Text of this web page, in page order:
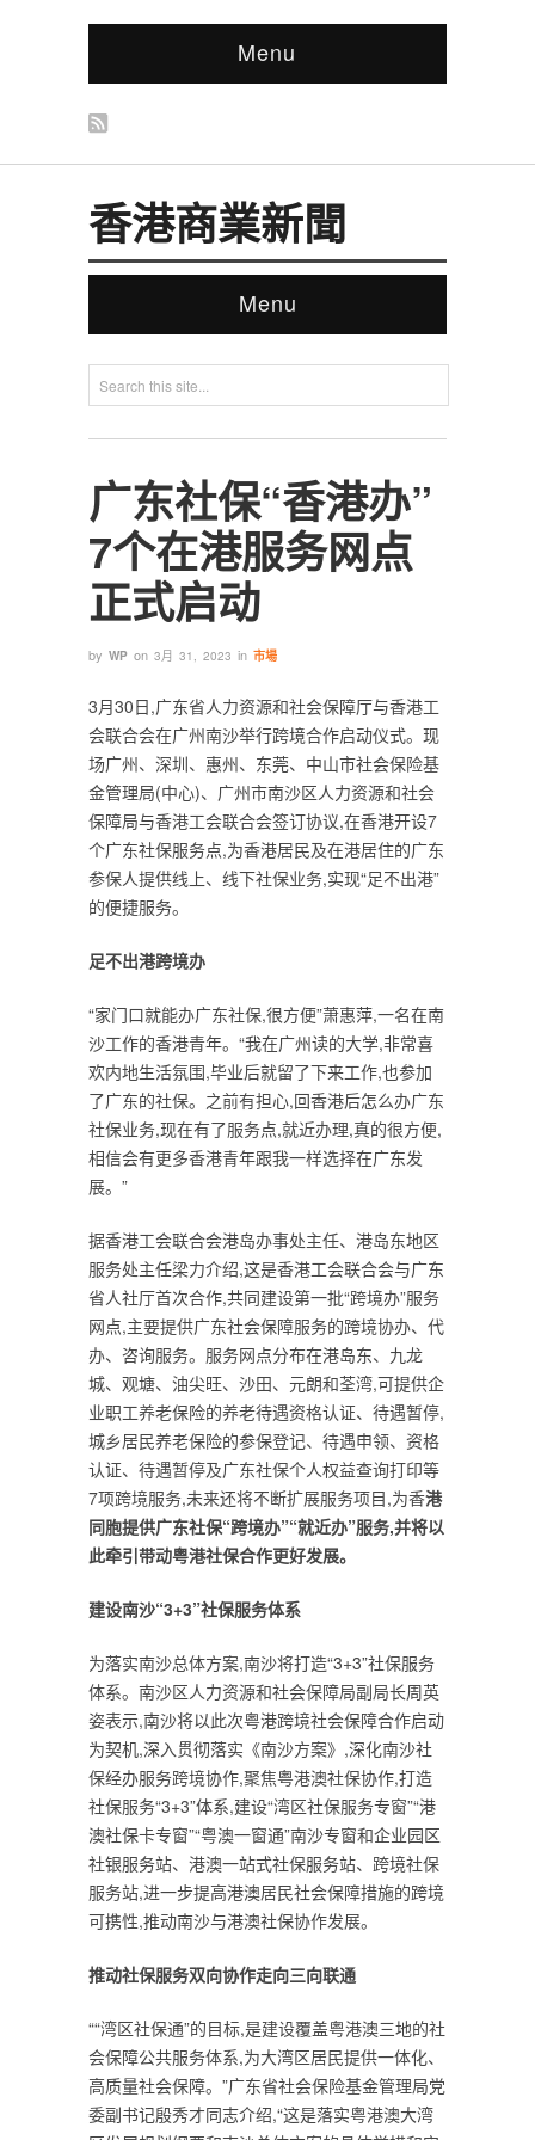
Menu
香港商業新聞
Menu
广东社保“香港办”
7个在港服务网点
正式启动
by WP on 3月 31, 2023 in 市場
3月30日,广东省人力资源和社会保障厅与香港工
会联合会在广州南沙举行跨境合作启动仪式。现
场广州、深圳、惠州、东莞、中山市社会保险基
金管理局(中心)、广州市南沙区人力资源和社会
保障局与香港工会联合会签订协议,在香港开设7
个广东社保服务点,为香港居民及在港居住的广东
参保人提供线上、线下社保业务,实现“足不出港”
的便捷服务。
足不出港跨境办
“家门口就能办广东社保,很方便”萧惠萍,一名在南
沙工作的香港青年。“我在广州读的大学,非常喜
欢内地生活氛围,毕业后就留了下来工作,也参加
了广东的社保。之前有担心,回香港后怎么办广东
社保业务,现在有了服务点,就近办理,真的很方便,
相信会有更多香港青年跟我一样选择在广东发
展。”
据香港工会联合会港岛办事处主任、港岛东地区
服务处主任梁力介绍,这是香港工会联合会与广东
省人社厅首次合作,共同建设第一批“跨境办”服务
网点,主要提供广东社会保障服务的跨境协办、代
办、咨询服务。服务网点分布在港岛东、九龙
城、观塘、油尖旺、沙田、元朗和荃湾,可提供企
业职工养老保险的养老待遇资格认证、待遇暂停,
城乡居民养老保险的参保登记、待遇申领、资格
认证、待遇暂停及广东社保个人权益查询打印等
7项跨境服务,未来还将不断扩展服务项目,为香港
同胞提供广东社保“跨境办”“就近办”服务,并将以
此牵引带动粤港社保合作更好发展。
建设南沙“3+3”社保服务体系
为落实南沙总体方案,南沙将打造“3+3”社保服务
体系。南沙区人力资源和社会保障局副局长周英
姿表示,南沙将以此次粤港跨境社会保障合作启动
为契机,深入贯彻落实《南沙方案》,深化南沙社
保经办服务跨境协作,聚焦粤港澳社保协作,打造
社保服务“3+3”体系,建设“湾区社保服务专窗”“港
澳社保卡专窗”“粤澳一窗通”南沙专窗和企业园区
社银服务站、港澳一站式社保服务站、跨境社保
服务站,进一步提高港澳居民社会保障措施的跨境
可携性,推动南沙与港澳社保协作发展。
推动社保服务双向协作走向三向联通
““湾区社保通”的目标,是建设覆盖粤港澳三地的社
会保障公共服务体系,为大湾区居民提供一体化、
高质量社会保障。”广东省社会保险基金管理局党
委副书记殷秀才同志介绍,“这是落实粤港澳大湾